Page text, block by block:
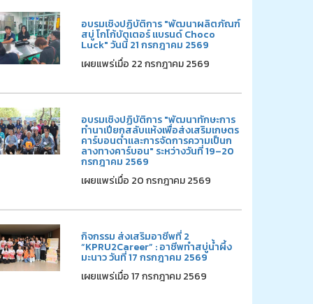
อบรมเชิงปฏิบัติการ "พัฒนาผลิตภัณฑ์
สบู่ โกโก้บัตเตอร์ แบรนด์ Choco
Luck" วันนี้ 21 กรกฎาคม 2569
เผยแพร่เมื่อ 22 กรกฎาคม 2569
อบรมเชิงปฏิบัติการ "พัฒนาทักษะการ
ทำนาเปียกสลับแห้งเพื่อส่งเสริมเกษตร
คาร์บอนต่ำและการจัดการความเป็นก
ลางทางคาร์บอน" ระหว่างวันที่ 19–20
กรกฎาคม 2569
เผยแพร่เมื่อ 20 กรกฎาคม 2569
กิจกรรม ส่งเสริมอาชีพที่ 2
“KPRU2Career” : อาชีพทำสบู่น้ำผึ้ง
มะนาว วันที่ 17 กรกฎาคม 2569
เผยแพร่เมื่อ 17 กรกฎาคม 2569